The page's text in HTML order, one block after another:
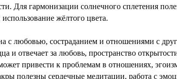
Для гармонизации солнечного сплетения
жёлтого цвета.
с любовью, состраданием и отношениями с
и отвечает за любовь, пространство
привести к проблемам в отношениях,
полезны сердечные медитации, работа с